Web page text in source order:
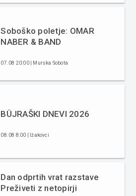
Soboško poletje: OMAR
NABER & BAND
07.08 20:00 | Murska Sobota
BÜJRAŠKI DNEVI 2026
08.08 8:00 | Ižakovci
Dan odprtih vrat razstave
Preživeti z netopirji